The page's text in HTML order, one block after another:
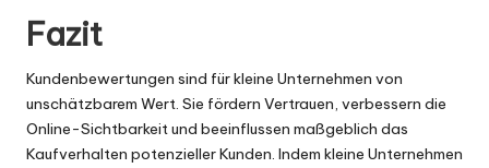
Fazit
Kundenbewertungen sind für kleine Unternehmen von
unschätzbarem Wert. Sie fördern Vertrauen, verbessern die
Online-Sichtbarkeit und beeinflussen maßgeblich das
Kaufverhalten potenzieller Kunden. Indem kleine Unternehmen